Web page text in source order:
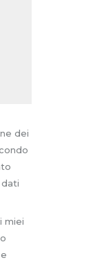
dei
miei